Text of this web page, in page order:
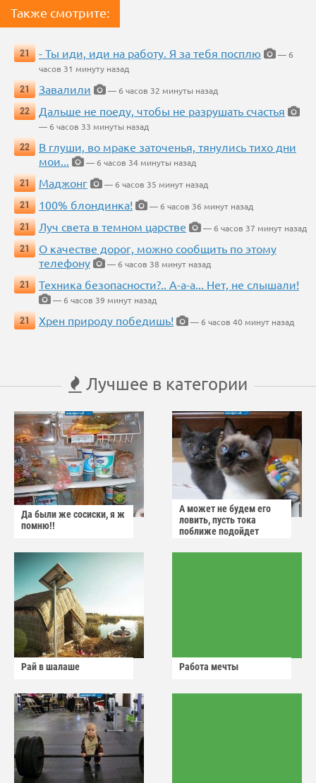
Также смотрите:
21 - Ты иди, иди на работу. Я за тебя посплю
— 6
часов 31 минуту назад
21
Завалили
— 6 часов 32 минуты назад
22
Дальше не поеду, чтобы не разрушать счастья
— 6 часов 33 минуты назад
22
В глуши, во мраке заточенья, тянулись тихо дни
мои...
— 6 часов 34 минуты назад
21
Маджонг
— 6 часов 35 минут назад
21
100% блондинка!
— 6 часов 36 минут назад
21
Луч света в темном царстве
— 6 часов 37 минут назад
21
О качестве дорог, можно сообщить по этому
телефону
— 6 часов 38 минут назад
21
Техника безопасности?.. А-а-а... Нет, не слышали!
— 6 часов 39 минут назад
21
Хрен природу победишь! — 6 часов 40 минут назад
Лучшее в категории
Да были же сосиски, я ж
помню!!
А может не будем его
ловить, пусть тока
поближе подойдет
Рай в шалаше Работа мечты